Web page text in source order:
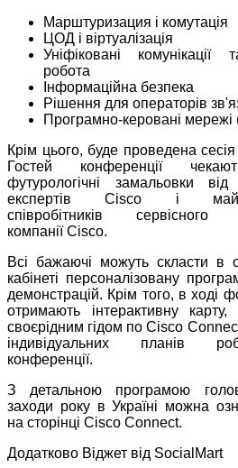
Марштуризация і комутація
ЦОД і віртуалізація
Уніфіковані комунікації
робота
Інформаційна безпека
Рішення для операторів
Програмно-керовані мережі
Крім цього, буде проведена сесія
Гостей конференції
футурологічні замальовки від
експертів Cisco і
співробітників сервісного
компанії Cisco.
Всі бажаючі можуть скласти в
кабінеті персоналізовану
демонстрацій. Крім того, в ході
отримають інтерактивну
своєрідним гідом по Cisco
індивідуальних планів
конференції.
З детальною програмою
заходи року в Україні можна
на сторінці Cisco Connect.
Додатково Віджет від SocialMart